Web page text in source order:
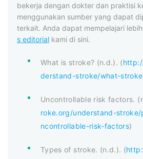
bekerja dengan dokter dan praktisi
menggunakan sumber yang dapat
terkait. Anda dapat mempelajari
s editorial kami di sini.
What is stroke? (n.d.). (
derstand-stroke/what-
Uncontrollable risk factors.
roke.org/understand-
ncontrollable-risk-factors)
Types of stroke. (n.d.). (